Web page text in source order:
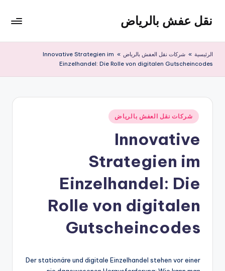
التجاوز
المحتوى
نقل عفش بالرياض
عفش
ريال
الرئيسية » شركات نقل العفش بالرياض »
Innovative Strategien im
Einzelhandel: Die Rolle von digitalen Gutscheincodes
نُشر
في
شركات نقل العفش بالرياض
Innovative
Strategien im
Einzelhandel: Die
Rolle von digitalen
Gutscheincodes
Der stationäre und digitale Einzelhandel stehen vor einer